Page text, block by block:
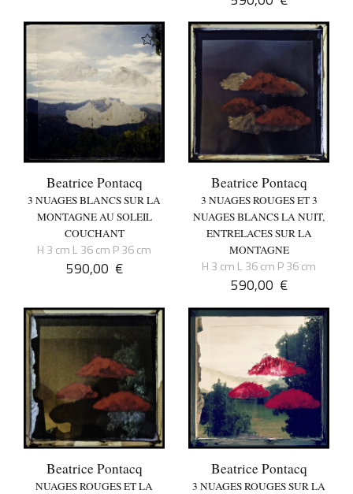
Beatrice Pontacq
3 NUAGES BLANCS SUR LA
MONTAGNE AU SOLEIL
COUCHANT
H 3 cm L 36 cm P 36 cm
590,00 €
Beatrice Pontacq
3 NUAGES ROUGES ET 3
NUAGES BLANCS LA NUIT,
ENTRELACES SUR LA
MONTAGNE
H 3 cm L 36 cm P 36 cm
590,00 €
Beatrice Pontacq
NUAGES ROUGES ET LA
Beatrice Pontacq
3 NUAGES ROUGES SUR LA